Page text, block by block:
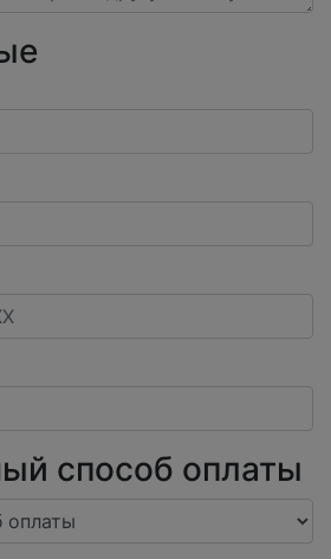
способ оплаты